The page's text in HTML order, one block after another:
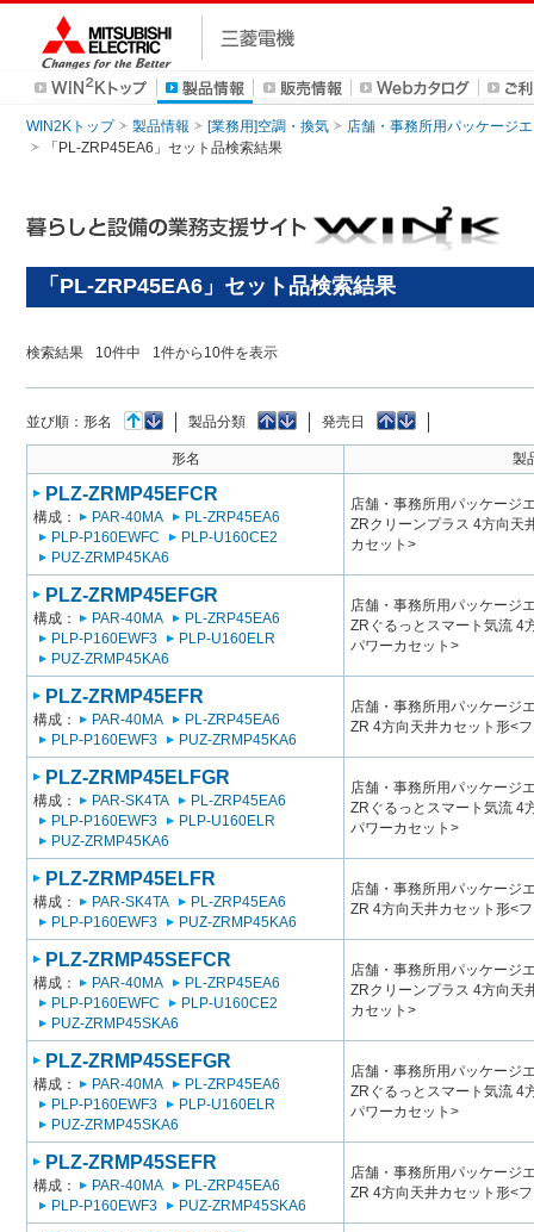
WIN2Kトップ 製品情報 [業務用]空調・換気
店舗・事務所用パッケージ
「PL-ZRP45EA6」セット品検索結果
「PL-ZRP45EA6」セット品検索結果
検索結果 10件中 1件から 10件を表示
並び順： 形名 製品分類 発売日
形名 製
PLZ-ZRMP45EFCR
構成： PAR-40MA
PL-ZRP45EA6
PLP-P160EWFC
PLP-U160CE2
PUZ-ZRMP45KA6
店舗・事務所用パッケージ
ZRクリーンプラス 4方向天
カセット>
PLZ-ZRMP45EFGR
構成： PAR-40MA
PL-ZRP45EA6
PLP-P160EWF3
PLP-U160ELR
PUZ-ZRMP45KA6
店舗・事務所用パッケージ
ZRぐるっとスマート気流 4
パワーカセット>
PLZ-ZRMP45EFR
構成： PAR-40MA
PL-ZRP45EA6
PLP-P160EWF3
PUZ-ZRMP45KA6
店舗・事務所用パッケージ
ZR 4方向天井カセット形<
PLZ-ZRMP45ELFGR
構成： PAR-SK4TA
PL-ZRP45EA6
PLP-P160EWF3
PLP-U160ELR
PUZ-ZRMP45KA6
店舗・事務所用パッケージ
ZRぐるっとスマート気流 4
パワーカセット>
PLZ-ZRMP45ELFR
構成： PAR-SK4TA
PL-ZRP45EA6
PLP-P160EWF3
PUZ-ZRMP45KA6
店舗・事務所用パッケージ
ZR 4方向天井カセット形<
PLZ-ZRMP45SEFCR
構成： PAR-40MA
PL-ZRP45EA6
PLP-P160EWFC
PLP-U160CE2
PUZ-ZRMP45SKA6
店舗・事務所用パッケージ
ZRクリーンプラス 4方向天
カセット>
PLZ-ZRMP45SEFGR
構成： PAR-40MA
PL-ZRP45EA6
PLP-P160EWF3
PLP-U160ELR
PUZ-ZRMP45SKA6
店舗・事務所用パッケージ
ZRぐるっとスマート気流 4
パワーカセット>
PLZ-ZRMP45SEFR
構成： PAR-40MA
PL-ZRP45EA6
PLP-P160EWF3
PUZ-ZRMP45SKA6
店舗・事務所用パッケージ
ZR 4方向天井カセット形<